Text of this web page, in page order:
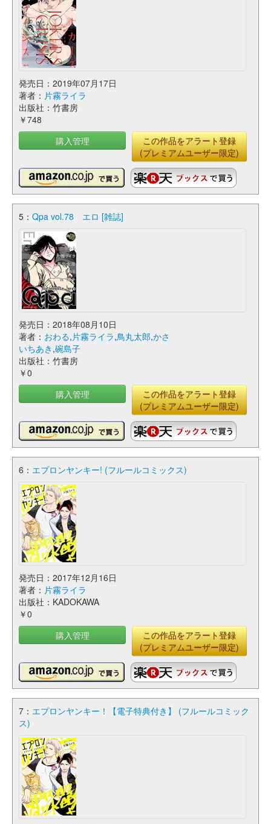
発売日：2019年07月17日
著者： 片霧ライラ
出版社：竹書房
￥748
購入管理
この作品をアラート登録
(プレミアムユーザー限定)
5： Qpa vol.78 エロ [雑誌]
発売日：2018年08月10日
著者： おわる,片霧ライラ,鳥丸太郎,かさ
いちあき ,碗島子
出版社：竹書房
￥0
購入管理
この作品をアラート登録
(プレミアムユーザー限定)
6： エプロンヤンキー! (フルールコミックス)
発売日：2017年12月16日
著者： 片霧ライラ
出版社：KADOKAWA
￥0
購入管理
この作品をアラート登録
(プレミアムユーザー限定)
7： エプロンヤンキー！【電子特典付き】 (フルールコミック
ス)